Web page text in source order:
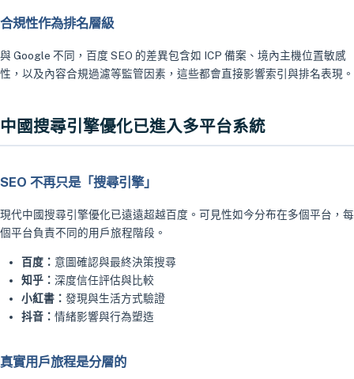
合規性作為排名層級
與 Google 不同，百度 SEO 的差異包含如 ICP 備案、境內主機位置敏感
性，以及內容合規過濾等監管因素，這些都會直接影響索引與排名表現。
中國搜尋引擎優化已進入多平台系統
SEO 不再只是「搜尋引擎」
現代中國搜尋引擎優化已遠遠超越百度。可見性如今分布在多個平台，每
個平台負責不同的用戶旅程階段。
百度： 意圖確認與最終決策搜尋
知乎：深度信任評估與比較
小紅書：發現與生活方式驗證
抖音：情緒影響與行為塑造
真實用戶旅程是分層的